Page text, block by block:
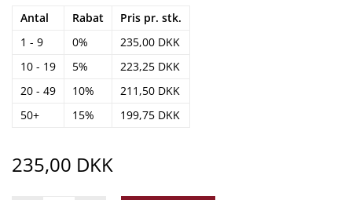
Antal Rabat
Pris pr. stk.
1 - 9
0%
235,00 DKK
10 - 19
5%
223,25 DKK
20 - 49
10%
211,50 DKK
50+
15% 199,75 DKK
235,00 DKK